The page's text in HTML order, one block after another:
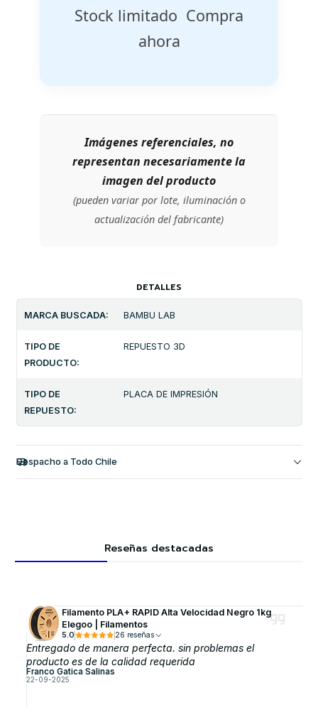
Stock limitado  Compra
ahora
Imágenes referenciales, no
representan necesariamente la
imagen del producto
(pueden variar por lote, iluminación o
actualización del fabricante)
DETALLES
MARCA BUSCADA: BAMBU LAB
TIPO DE
PRODUCTO:
REPUESTO 3D
TIPO DE
REPUESTO:
PLACA DE IMPRESIÓN
Despacho a Todo Chile
Reseñas destacadas
Filamento PLA+ RAPID Alta Velocidad Negro 1kg
Elegoo | Filamentos
5.0 26 reseñas
Entregado de manera perfecta. sin problemas el
producto es de la calidad requerida
Franco Gatica Salinas
22-09-2025